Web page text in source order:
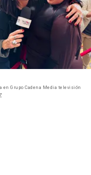
en Grupo Cadena Media televisión